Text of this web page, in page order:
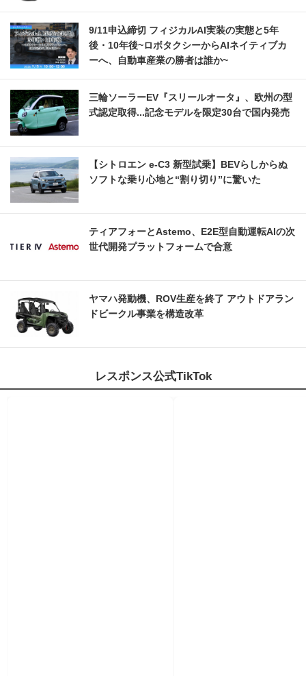
9/11申込締切 フィジカルAI実装の実態と5年
後・10年後~ロボタクシーからAIネイティブカ
ーへ、自動車産業の勝者は誰か~
三輪ソーラーEV『スリールオータ』、欧州の型
式認定取得...記念モデルを限定30台で国内発売
【シトロエン e-C3 新型試乗】BEVらしからぬ
ソフトな乗り心地と“割り切り”に驚いた
ティアフォーとAstemo、E2E型自動運転AIの次
世代開発プラットフォームで合意
ヤマハ発動機、ROV生産を終了 アウトドアラン
ドビークル事業を構造改革
レスポンス公式TikTok